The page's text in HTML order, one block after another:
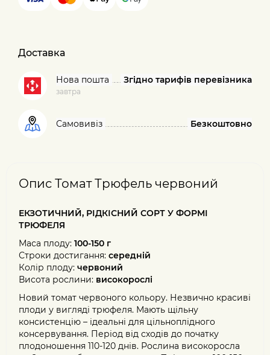
Доставка
Нова пошта
завтра
Згідно тарифів перевізника
Самовивіз Безкоштовно
Опис Томат Трюфель червоний
ЕКЗОТИЧНИЙ, РІДКІСНИЙ СОРТ У ФОРМІ
ТРЮФЕЛЯ
Маса плоду: 100-150 г
Строки достигання: середній
Колір плоду: червоний
Висота рослини: високорослі
Новий томат червоного кольору. Незвично красиві
плоди у вигляді трюфеля. Мають щільну
консистенцію – ідеальні для цільноплідного
консервування. Період від сходів до початку
плодоношення 110-120 днів. Рослина високоросла